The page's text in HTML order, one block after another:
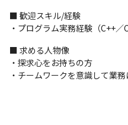
■ 歓迎スキル/経験
・プログラム実務経験（C++／
■ 求める人物像
・探求心をお持ちの方
・チームワークを意識して業